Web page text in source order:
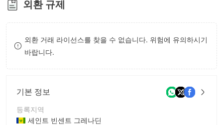
7
8
9
외환 규제
외환 거래 라이선스를 찾을 수 없습니다. 위험에 유의하시기
바랍니다.
기본 정보
등록지역
세인트 빈센트 그레나딘